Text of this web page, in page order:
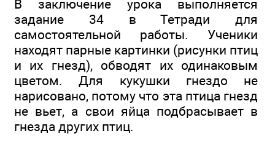
В заключение урока выполняется
задание 34 в Тетради для
самостоятельной работы. Ученики
находят парные картинки (рисунки птиц
и их гнезд), обводят их одинаковым
цветом. Для кукушки гнездо не
нарисовано, потому что эта птица гнезд
не вьет, а свои яйца подбрасывает в
гнезда других птиц.